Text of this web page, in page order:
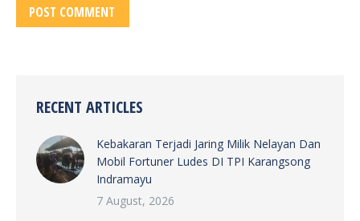
POST COMMENT
RECENT ARTICLES
Kebakaran Terjadi Jaring Milik Nelayan Dan
Mobil Fortuner Ludes DI TPI Karangsong
Indramayu
7 August, 2026